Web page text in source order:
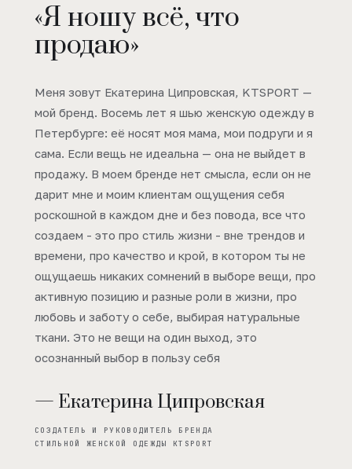
«Я ношу всё, что
продаю»
Меня зовут Екатерина Ципровская, KTSPORT —
мой бренд. Восемь лет я шью женскую одежду в
Петербурге: её носят моя мама, мои подруги и я
сама. Если вещь не идеальна — она не выйдет в
продажу. В моем бренде нет смысла, если он не
дарит мне и моим клиентам ощущения себя
роскошной в каждом дне и без повода, все что
создаем - это про стиль жизни - вне трендов и
времени, про качество и крой, в котором ты не
ощущаешь никаких сомнений в выборе вещи, про
активную позицию и разные роли в жизни, про
любовь и заботу о себе, выбирая натуральные
ткани. Это не вещи на один выход, это
осознанный выбор в пользу себя
— Екатерина Ципровская
СОЗДАТЕЛЬ И РУКОВОДИТЕЛЬ БРЕНДА
СТИЛЬНОЙ ЖЕНСКОЙ ОДЕЖДЫ KTSPORT